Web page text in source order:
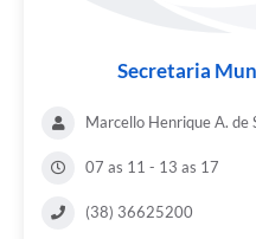
Secretaria
Marcello Henrique A. de
07 as 11 - 13 as 17
(38) 36625200